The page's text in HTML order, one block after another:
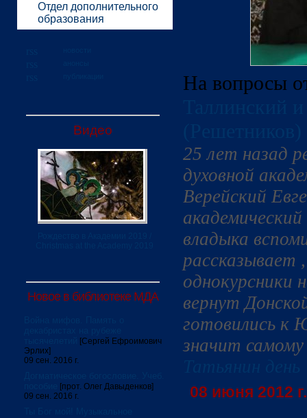
Отдел дополнительного
образования
Видео
Новое в библиотеке МДА
[Сергей Ефроимович
Эрлих]
09 сен. 2016 г.
[прот. Олег Давыденков]
09 сен. 2016 г.
На вопросы
25 лет назад
духовной
Верейский
владыка
рассказывает
однокурсники
вернут
готовились к
значит
08 июня 2012 г.